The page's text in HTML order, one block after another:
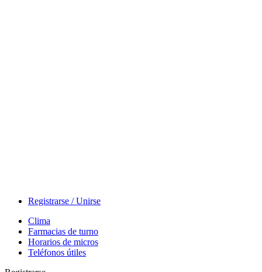
Registrarse / Unirse
Clima
Farmacias de turno
Horarios de micros
Teléfonos útiles